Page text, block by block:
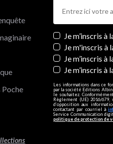
Newsletters
Je m’inscris
Je m'inscris à
Je m’inscris
Je m’inscris à
Les informations dans ce
par la société Editions
le souhaitez.
Règlement (UE) 2016/
d’opposition aux
contactant par courriel à
Service Communication
politique de protection de
Poche